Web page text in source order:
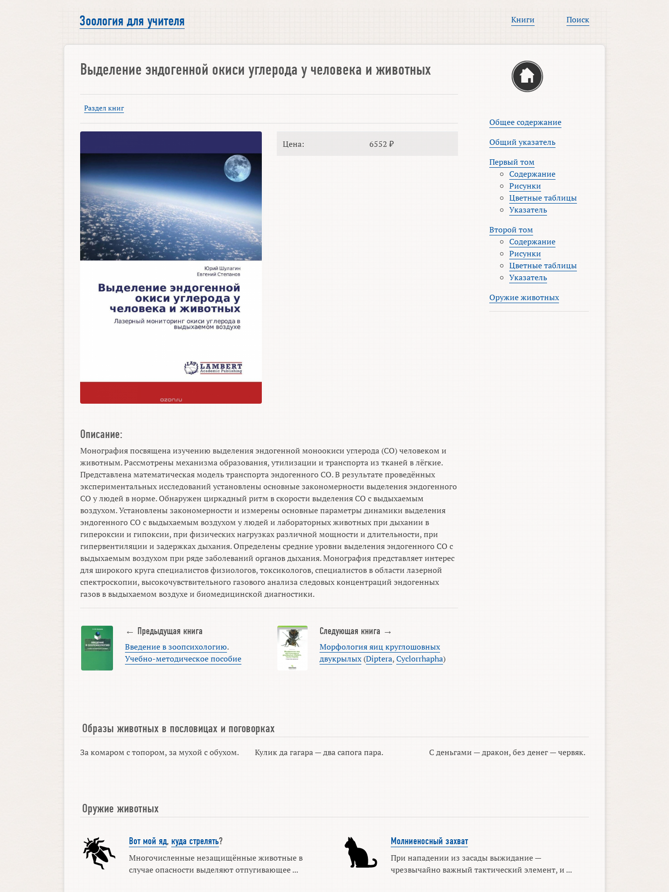
Зоология для учителя Книги Поиск
Выделение эндогенной окиси углерода у человека и животных
Раздел книг
Цена: 6552 ₽
Описание:
Монография посвящена изучению выделения эндогенной моноокиси углерода (СО) человеком и
животным. Рассмотрены механизма образования, утилизации и транспорта из тканей в лёгкие.
Представлена математическая модель транспорта эндогенного СО. В результате проведённых
экспериментальных исследований установлены основные закономерности выделения эндогенного
CO у людей в норме. Обнаружен циркадный ритм в скорости выделения СО с выдыхаемым
воздухом. Установлены закономерности и измерены основные параметры динамики выделения
эндогенного СО с выдыхаемым воздухом у людей и лабораторных животных при дыхании в
гипероксии и гипоксии, при физических нагрузках различной мощности и длительности, при
гипервентиляции и задержках дыхания. Определены средние уровни выделения эндогенного CO с
выдыхаемым воздухом при ряде заболеваний органов дыхания. Монография представляет интерес
для широкого круга специалистов физиологов, токсикологов, специалистов в области лазерной
спектроскопии, высокочувствительного газового анализа следовых концентраций эндогенных
газов в выдыхаемом воздухе и биомедицинской диагностики.
← Предыдущая книга
Введение в зоопсихологию.
Учебно-методическое пособие
Следующая книга →
Морфология яиц круглошовных
двукрылых (Diptera,Cyclorrhapha)
Общее содержание
Общий указатель
Первый том
Содержание
Рисунки
Цветные таблицы
Указатель
Второй том
Содержание
Рисунки
Цветные таблицы
Указатель
Оружие животных
Образы животных в пословицах и поговорках
За комаром с топором, за мухой с обухом. Кулик да гагара — два сапога пара. С деньгами — дракон, без денег — червяк.
Оружие животных
Вот мой яд, куда стрелять?
Многочисленные незащищённые животные в
случае опасности выделяют отпугивающее ...
Молниеносный захват
При нападении из засады выжидание —
чрезвычайно важный тактический элемент, и ...